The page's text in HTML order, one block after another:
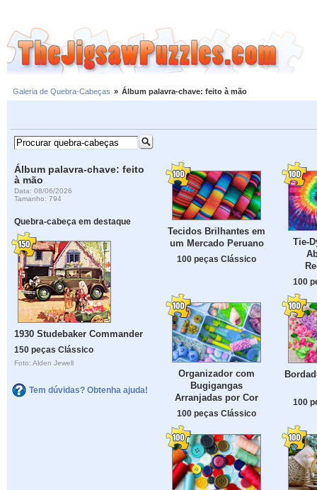
Galeria de Quebra-Cabeças » Álbum palavra-chave: feito à mão
Álbum palavra-chave: feito
à mão
Data: 08/06/2026
Tamanho: 794
Quebra-cabeça em destaque
1930 Studebaker Commander
150 peças Clássico
Foto: Alden Jewell
Tem dúvidas? Obtenha ajuda!
Tecidos Brilhantes em
um Mercado Peruano
100 peças Clássico
Tie-
100
Organizador com
Bugigangas
Arranjadas por Cor
100 peças Clássico
100